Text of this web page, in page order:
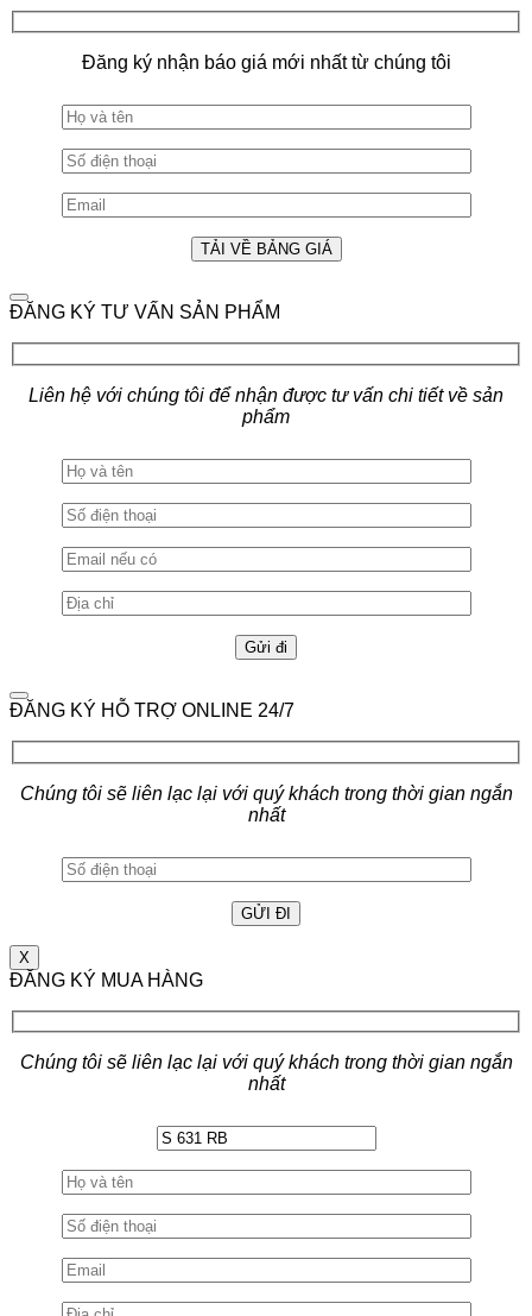
Đăng ký nhận báo giá mới nhất từ chúng tôi
ĐĂNG KÝ TƯ VẤN SẢN PHẨM
Liên hệ với chúng tôi để nhận được tư vấn chi tiết về sản
phẩm
ĐĂNG KÝ HỖ TRỢ ONLINE 24/7
Chúng tôi sẽ liên lạc lại với quý khách trong thời gian ngắn
nhất
X
ĐĂNG KÝ MUA HÀNG
Chúng tôi sẽ liên lạc lại với quý khách trong thời gian ngắn
nhất